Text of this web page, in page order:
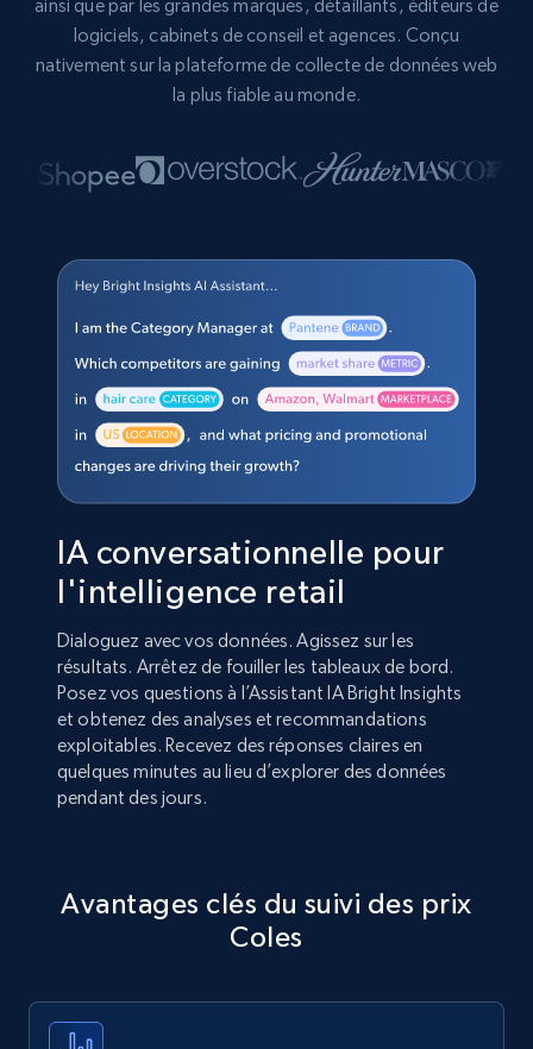
ainsi que par les grandes marques, détaillants, éditeurs de
logiciels, cabinets de conseil et agences. Conçu
nativement sur la plateforme de collecte de données web
la plus fiable au monde.
IA conversationnelle pour
l'intelligence retail
Dialoguez avec vos données. Agissez sur les
résultats. Arrêtez de fouiller les tableaux de bord.
Posez vos questions à l’Assistant IA Bright Insights
et obtenez des analyses et recommandations
exploitables. Recevez des réponses claires en
quelques minutes au lieu d’explorer des données
pendant des jours.
Avantages clés du suivi des prix
Coles